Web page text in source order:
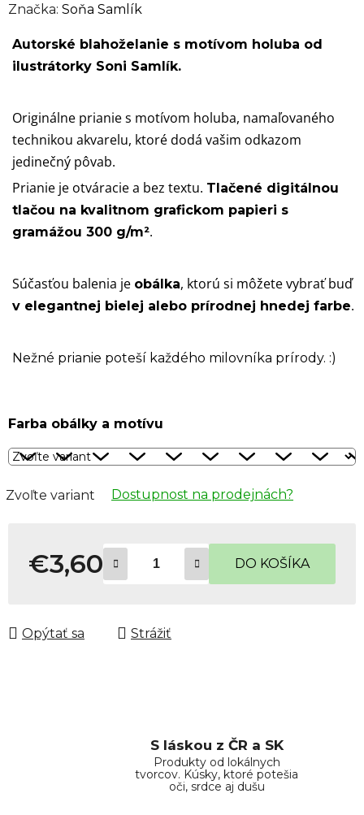
Značka: Soňa Samlík
Autorské blahoželanie s motívom holuba od
ilustrátorky Soni Samlík.
Originálne prianie s motívom holuba, namaľovaného
technikou akvarelu, ktoré dodá vašim odkazom
jedinečný pôvab.
Prianie je otváracie a bez textu. Tlačené digitálnou
tlačou na kvalitnom grafickom papieri s
gramážou 300 g/m².
Súčasťou balenia je obálka, ktorú si môžete vybrať buď
v elegantnej bielej alebo prírodnej hnedej farbe.
Nežné prianie poteší každého milovníka prírody. :)
Farba obálky a motívu
Zvoľte variant Dostupnost na prodejnách?
€3,60 DO KOŠÍKA
Opýtať sa Strážiť
S láskou z ČR a SK
Produkty od lokálnych
tvorcov. Kúsky, ktoré potešia
oči, srdce aj dušu